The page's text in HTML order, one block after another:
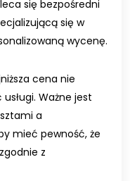
się bezpośredni
się w
wycenę.
cena nie
Ważne jest
a
mieć pewność, że
z